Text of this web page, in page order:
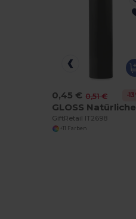
0,45 € 0,51 € -
GiftRetail IT2698
+11 Farben